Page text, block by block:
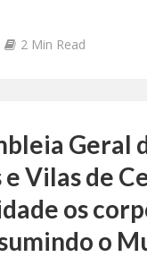
2 Min Read
Geral
e Vilas de
os
o